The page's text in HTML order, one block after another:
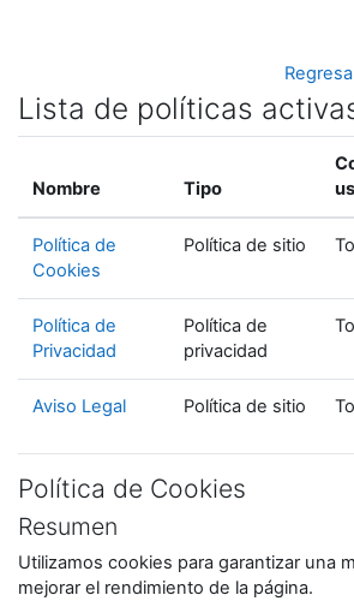
Lista de políticas
Nombre Tipo
Política de
Cookies
Política de sitio
Política de
Privacidad
Política de
privacidad
Aviso Legal Política de sitio
Política de Cookies
Resumen
Utilizamos cookies para garantizar una
mejorar el rendimiento de la página.